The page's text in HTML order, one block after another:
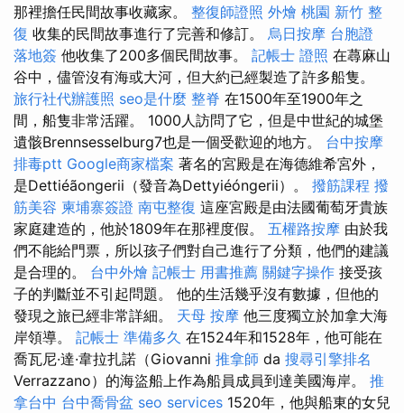
那裡擔任民間故事收藏家。 整復師證照 外燴 桃園 新竹 整
復 收集的民間故事進行了完善和修訂。 烏日按摩 台胞證
落地簽 他收集了200多個民間故事。 記帳士 證照 在蕁麻山
谷中，儘管沒有海或大河，但大約已經製造了許多船隻。
旅行社代辦護照 seo是什麼 整脊 在1500年至1900年之
間，船隻非常活躍。 1000人訪問了它，但是中世紀的城堡
遺骸Brennsesselburg7也是一個受歡迎的地方。 台中按摩
排毒ptt Google商家檔案 著名的宮殿是在海德維希宮外，
是Dettiéãongerii（發音為Dettyiéóngerii）。 撥筋課程 撥
筋美容 柬埔寨簽證 南屯整復 這座宮殿是由法國葡萄牙貴族
家庭建造的，他於1809年在那裡度假。 五權路按摩 由於我
們不能給門票，所以孩子們對自己進行了分類，他們的建議
是合理的。 台中外燴 記帳士 用書推薦 關鍵字操作 接受孩
子的判斷並不引起問題。 他的生活幾乎沒有數據，但他的
發現之旅已經非常詳細。 天母 按摩 他三度獨立於加拿大海
岸領導。 記帳士 準備多久 在1524年和1528年，他可能在
喬瓦尼·達·韋拉扎諾（Giovanni 推拿師 da 搜尋引擎排名
Verrazzano）的海盜船上作為船員成員到達美國海岸。 推
拿台中 台中喬骨盆 seo services 1520年，他與船東的女兒